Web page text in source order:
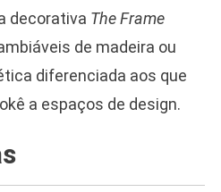
decorativa The Frame
de madeira ou
diferenciada aos que
a espaços de design.